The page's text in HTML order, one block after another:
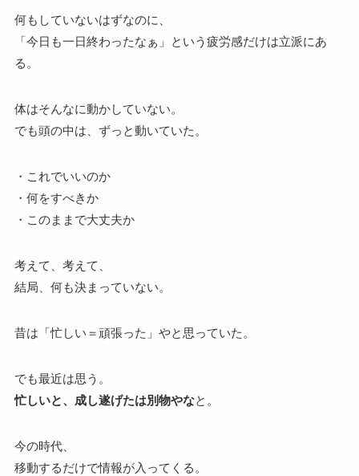
何もしていないはずなのに、
「今日も一日終わったなぁ」という疲労感だけは立派にあ
る。
体はそんなに動かしていない。
でも頭の中は、ずっと動いていた。
・これでいいのか
・何をすべきか
・このままで大丈夫か
考えて、考えて、
結局、何も決まっていない。
昔は「忙しい＝頑張った」やと思っていた。
でも最近は思う。
忙しいと、成し遂げたは別物やなと。
今の時代、
移動するだけで情報が入ってくる。